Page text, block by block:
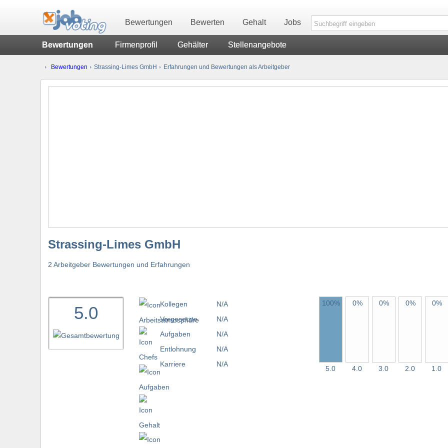
Bewertungen Bewerten Gehalt Jobs
Bewertungen Firmenprofil Gehälter Stellenangebote
Bewertungen Strassing-Limes GmbH Erfahrungen und Bewertungen als Arbeitgeber
Strassing-Limes GmbH
2 Arbeitgeber Bewertungen und Erfahrungen
5.0
Kollegen
Vorgesetzte
Aufgaben
Entlohnung
Karriere
N/A
N/A
N/A
N/A
N/A
100%
5.0
0%
4.0
0%
3.0
0%
2.0
0%
1.0